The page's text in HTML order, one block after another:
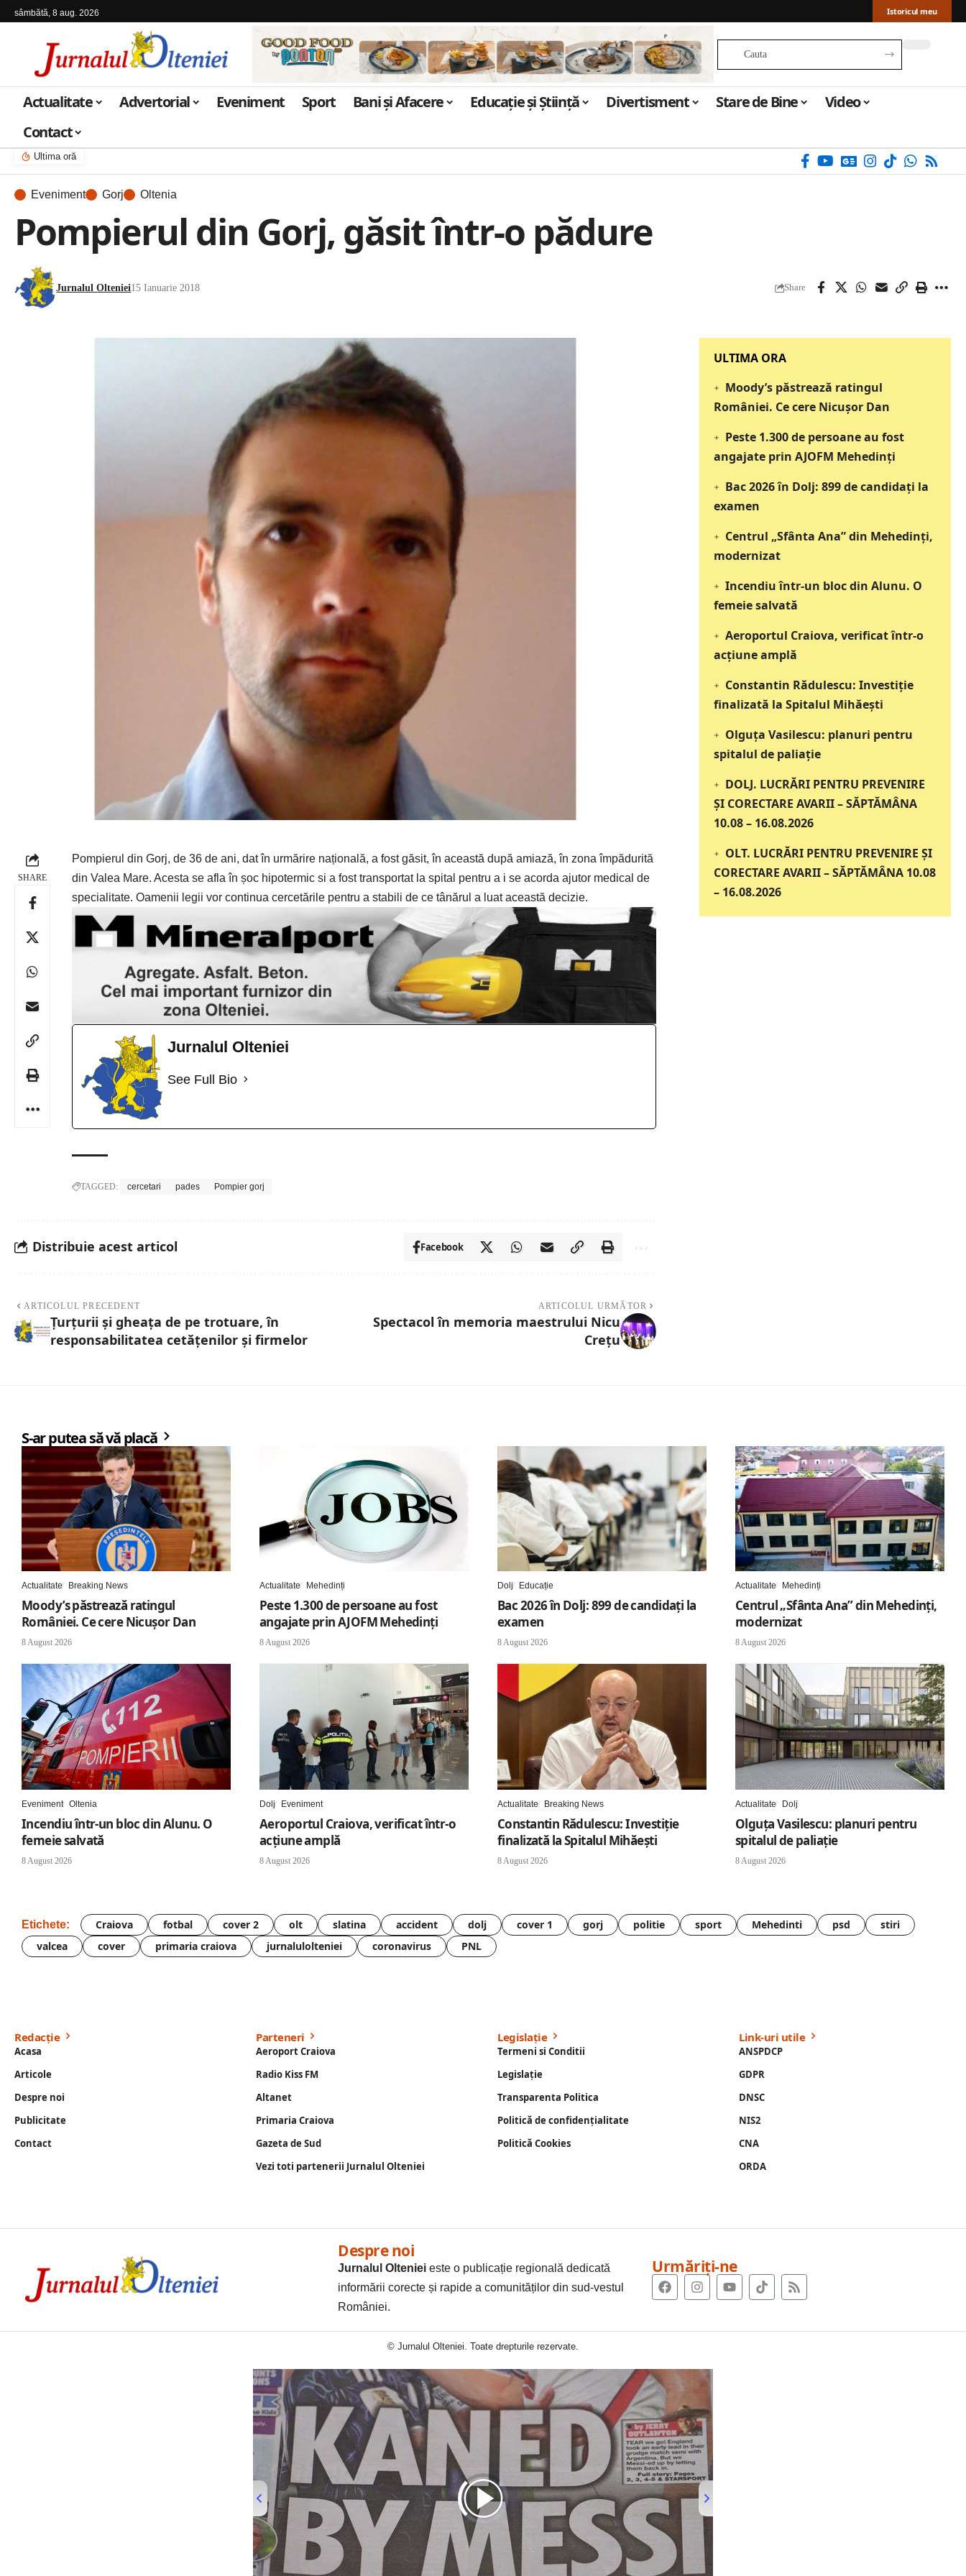
sâmbătă, 8 aug. 2026 Istoricul meu
Actualitate Advertorial Eveniment Sport Bani și Afacere Educație și Știință Divertisment Stare de Bine
Video
Contact
Ultima oră
Eveniment Gorj Oltenia
Pompierul din Gorj, găsit într-o pădure
Jurnalul Olteniei15 Ianuarie 2018 Share
SHARE
Pompierul din Gorj, de 36 de ani, dat în urmărire națională, a fost găsit, în această după amiază, în zona împădurită
din Valea Mare. Acesta se afla în șoc hipotermic si a fost transportat la spital pentru a i se acorda ajutor medical de
specialitate. Oamenii legii vor continua cercetările pentru a stabili de ce tânărul a luat această decizie.
Jurnalul Olteniei
See Full Bio
TAGGED: cercetari pades Pompier gorj
Distribuie acest articol Facebook
ARTICOLUL PRECEDENT
Țurțurii și gheața de pe trotuare, în
responsabilitatea cetățenilor și firmelor
ARTICOLUL URMĂTOR
Spectacol în memoria maestrului Nicu
Crețu
‎‎‎‎‎‎‎ULTIMA ORA
Moody’s păstrează ratingul
României. Ce cere Nicușor Dan
Peste 1.300 de persoane au fost
angajate prin AJOFM Mehedinți
Bac 2026 în Dolj: 899 de candidați la
examen
Centrul „Sfânta Ana” din Mehedinți,
modernizat
Incendiu într-un bloc din Alunu. O
femeie salvată
Aeroportul Craiova, verificat într-o
acțiune amplă
Constantin Rădulescu: Investiție
finalizată la Spitalul Mihăești
Olguța Vasilescu: planuri pentru
spitalul de paliație
DOLJ. LUCRĂRI PENTRU PREVENIRE
ȘI CORECTARE AVARII – SĂPTĂMÂNA
10.08 – 16.08.2026
OLT. LUCRĂRI PENTRU PREVENIRE ȘI
CORECTARE AVARII – SĂPTĂMÂNA 10.08
– 16.08.2026
S-ar putea să vă placă
Actualitate Breaking News
Moody’s păstrează ratingul
României. Ce cere Nicușor Dan
8 August 2026
Actualitate Mehedinți
Peste 1.300 de persoane au fost
angajate prin AJOFM Mehedinți
8 August 2026
Dolj Educație
Bac 2026 în Dolj: 899 de candidați la
examen
8 August 2026
Actualitate Mehedinți
Centrul „Sfânta Ana” din Mehedinți,
modernizat
8 August 2026
Eveniment Oltenia
Incendiu într-un bloc din Alunu. O
femeie salvată
8 August 2026
Dolj Eveniment
Aeroportul Craiova, verificat într-o
acțiune amplă
8 August 2026
Actualitate Breaking News
Constantin Rădulescu: Investiție
finalizată la Spitalul Mihăești
8 August 2026
Actualitate Dolj
Olguța Vasilescu: planuri pentru
spitalul de paliație
8 August 2026
Etichete: Craiova fotbal cover 2 olt slatina accident dolj cover 1 gorj politie sport Mehedinti psd
stiri
valcea
cover primaria craiova jurnalulolteniei coronavirus PNL
Redacție
Acasa
Articole
Despre noi
Publicitate
Contact
Parteneri
Aeroport Craiova
Radio Kiss FM
Altanet
Primaria Craiova
Gazeta de Sud
Vezi toti partenerii Jurnalul Olteniei
Legislație
Termeni si Conditii
Legislație
Transparenta Politica
Politică de confidențialitate
Politică Cookies
Link-uri utile
ANSPDCP
GDPR
DNSC
NIS2
CNA
ORDA
Despre noi
Jurnalul Olteniei este o publicație regională dedicată
informării corecte și rapide a comunităților din sud-vestul
României.
Urmăriți-ne
© Jurnalul Olteniei. Toate drepturile rezervate.